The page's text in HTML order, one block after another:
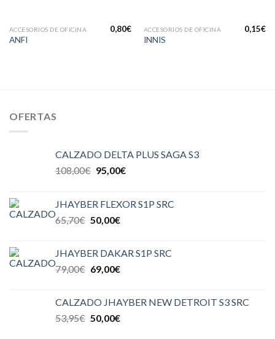
ACCESORIOS DE OFICINA
ANFI
0,80€ ACCESORIOS DE OFICINA
INNIS
0,15€
OFERTAS
CALZADO DELTA PLUS SAGA S3
108,00€ 95,00€
JHAYBER FLEXOR S1P SRC
65,70€ 50,00€
JHAYBER DAKAR S1P SRC
79,00€ 69,00€
CALZADO JHAYBER NEW DETROIT S3 SRC
53,95€ 50,00€